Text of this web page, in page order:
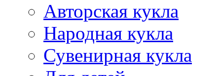
Авторская кукла
Народная кукла
Сувенирная кукла